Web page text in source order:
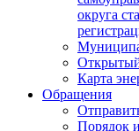
округа
Карта
Обращения
Порядок